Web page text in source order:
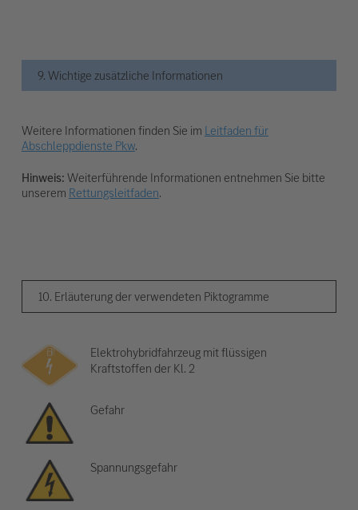
9. Wichtige zusätzliche Informationen
Weitere Informationen finden Sie im Leitfaden für
Abschleppdienste Pkw.
Hinweis:Weiterführende Informationen entnehmen Sie bitte
unserem Rettungsleitfaden.
10. Erläuterung der verwendeten Piktogramme
Elektrohybridfahrzeug mit flüssigen
Kraftstoffen der Kl. 2
Gefahr
Spannungsgefahr